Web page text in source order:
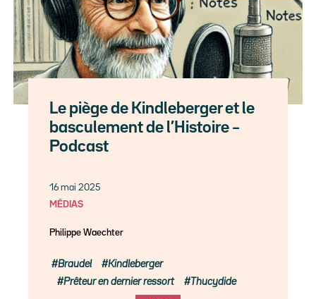
Le piège de Kindleberger et le
basculement de l’Histoire –
Podcast
16 mai 2025
MÉDIAS
Philippe Waechter
Braudel
Kindleberger
Prêteur en dernier ressort
Thucydide